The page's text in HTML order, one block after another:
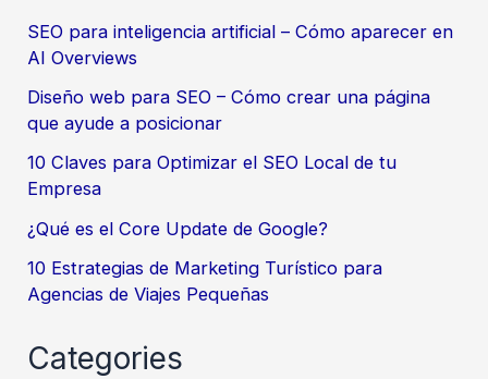
SEO para inteligencia artificial – Cómo aparecer en
AI Overviews
Diseño web para SEO – Cómo crear una página
que ayude a posicionar
10 Claves para Optimizar el SEO Local de tu
Empresa
¿Qué es el Core Update de Google?
10 Estrategias de Marketing Turístico para
Agencias de Viajes Pequeñas
Categories